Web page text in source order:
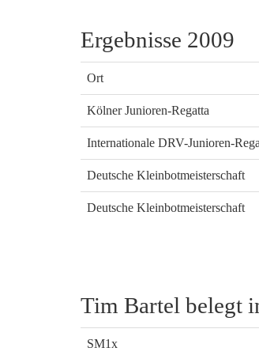
Ergebnisse 2009
Ort
Kölner Junioren-Regatta
Internationale DRV-Junioren-
Deutsche Kleinbotmeisterschaft
Deutsche Kleinbotmeisterschaft
Tim Bartel belegt
SM1x